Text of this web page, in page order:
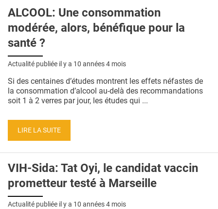
ALCOOL: Une consommation
modérée, alors, bénéfique pour la
santé ?
Actualité publiée il y a 10 années 4 mois
Si des centaines d’études montrent les effets néfastes de
la consommation d’alcool au-delà des recommandations
soit 1 à 2 verres par jour, les études qui ...
LIRE LA SUITE
VIH-Sida: Tat Oyi, le candidat vaccin
prometteur testé à Marseille
Actualité publiée il y a 10 années 4 mois